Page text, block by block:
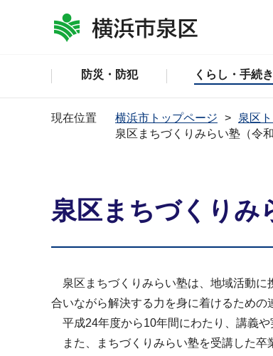
防災・防犯 くらし・手続き
現在位置 横浜市トップページ 泉区
泉区まちづくりみらい塾（令
泉区まちづくりみ
泉区まちづくりみらい塾は、地域活動に
合いながら解決する力を身に着けるための
平成24年度から10年間にわたり、講義や
また、まちづくりみらい塾を受講した卒